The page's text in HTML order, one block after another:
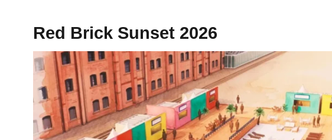
Red Brick Sunset 2026